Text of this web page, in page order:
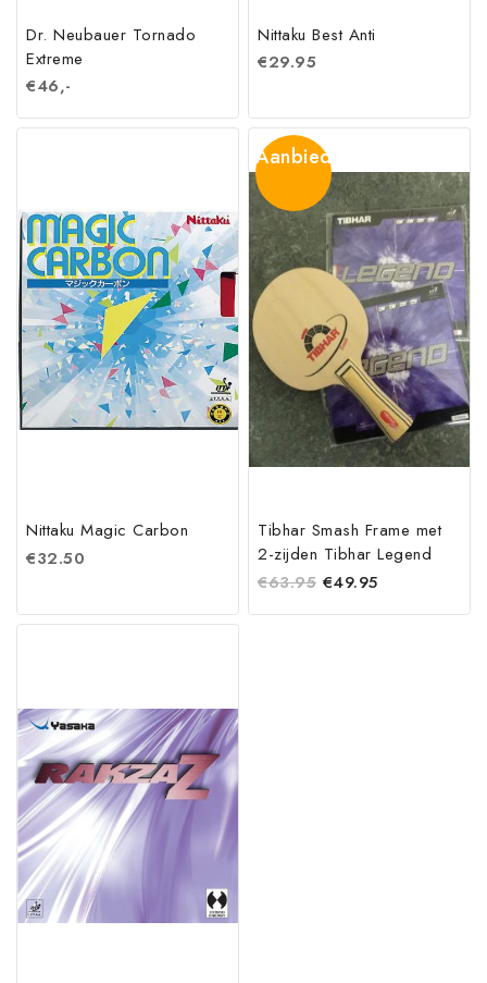
Dr. Neubauer Tornado
Extreme
€46,-
Nittaku Best Anti
€29.95
Nittaku Magic Carbon
€32.50
Aanbieding!
Tibhar Smash Frame met
2-zijden Tibhar Legend
€63.95 €49.95